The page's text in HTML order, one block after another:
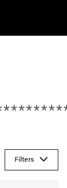
Filters